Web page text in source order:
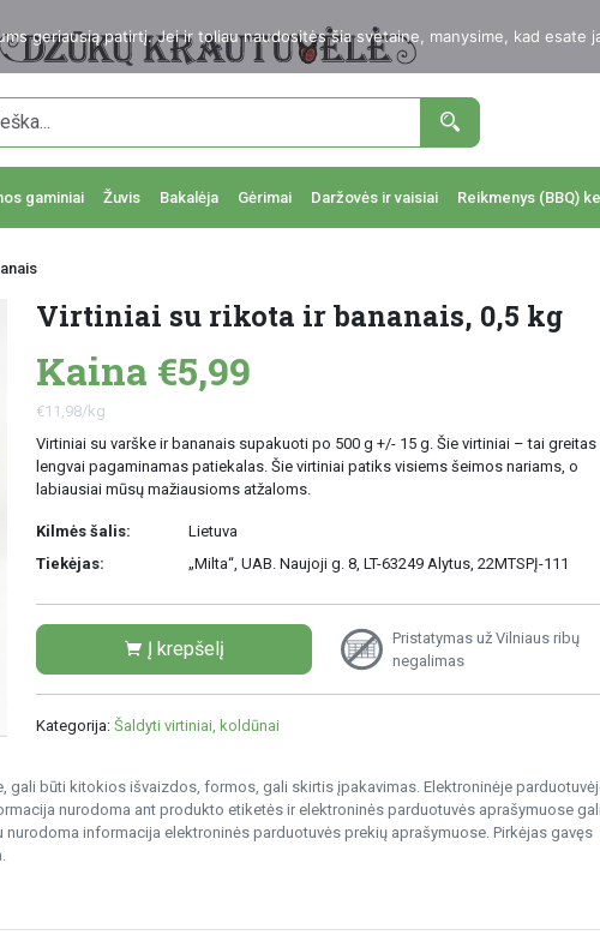
gaminiai Žuvis Bakalėja Gėrimai Daržovės ir vaisiai Reikmenys (BBQ)
Virtiniai su rikota ir bananais, 0,5 kg
Kaina €5,99
€11,98/kg
Virtiniai su varške ir bananais supakuoti po 500 g +/- 15 g. Šie virtiniai – tai greitas
lengvai pagaminamas patiekalas. Šie virtiniai patiks visiems šeimos nariams, o
labiausiai mūsų mažiausioms atžaloms.
Kilmės šalis:
Lietuva
Tiekėjas:
„Milta“, UAB. Naujoji g. 8, LT-63249 Alytus, 22MTSPĮ-111
Į krepšelį
Pristatymas už Vilniaus ribų
negalimas
Kategorija: Šaldyti virtiniai, koldūnai
būti kitokios išvaizdos, formos, gali skirtis įpakavimas. Elektroninėje
nurodoma ant produkto etiketės ir elektroninės parduotuvės aprašymuose gali
informacija elektroninės parduotuvės prekių aprašymuose. Pirkėjas gavęs
geriausią patirtį. Jei ir toliau naudositės šia svetaine, manysime, kad esate